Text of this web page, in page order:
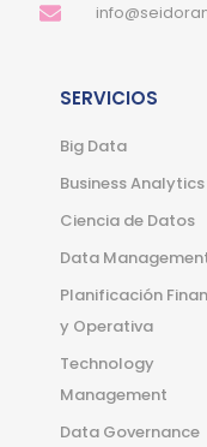
SERVICIOS
Big Data
Business Analytics
Ciencia de Datos
Data
Planificación
y Operativa
Technology
Management
Data Governance